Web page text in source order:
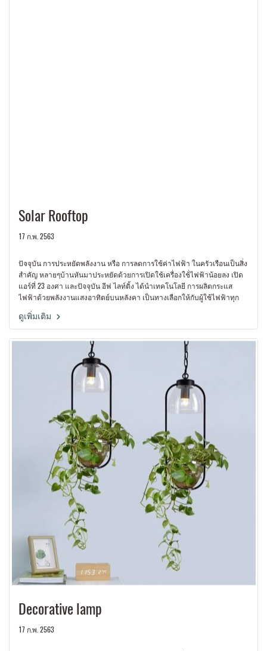
Solar Rooftop
17 ก.พ. 2563
ปัจจุบัน การประหยัดพลังงาน หรือ การลดการใช้ค่าไฟฟ้า ในครัวเรือนเป็นสิ่ง
สำคัญ หลายๆบ้านหันมาประหยัดด้วยการเปิดใช้เครื่องใช้่ไฟฟ้าน้อยลง เปิด
แอร์ที่ 23 องศา และปัจจุบัน อีฟ ไลท์ติ้ง ได้นำเทคโนโลยี การผลิตกระแส
ไฟฟ้าด้วยพลังงานแสงอาทิตย์บนหลังคา เป็นทางเลือกให้กับผู้ใช้ไฟฟ้าทุก
ดูเพิ่มเติม
Decorative lamp
17 ก.พ. 2563